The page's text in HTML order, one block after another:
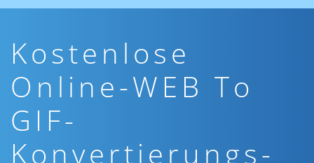
Kostenlose
Online-WEB To
GIF-
Konvertierungs-